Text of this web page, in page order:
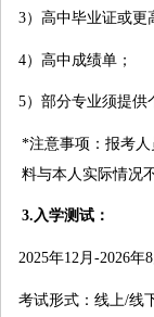
3）高中毕业证或更
4）高中成绩单；
5）部分专业须提供
*注意事项：报考
料与本人实际情况
3.入学测试：
2025年12月-2026年8
考试形式：线上/线